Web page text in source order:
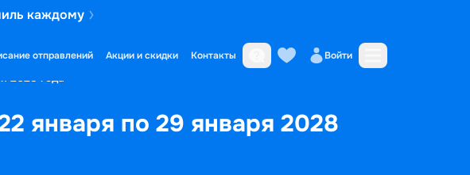
каждому
отправлений Акции и скидки Контакты Войти
2028 года
января по 29 января 2028